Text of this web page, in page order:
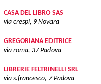
CASA DEL LIBRO SAS
via crespi, 9 Novara
GREGORIANA EDITRICE
via roma, 37 Padova
LIBRERIE FELTRINELLI SRL
via s.francesco, 7 Padova